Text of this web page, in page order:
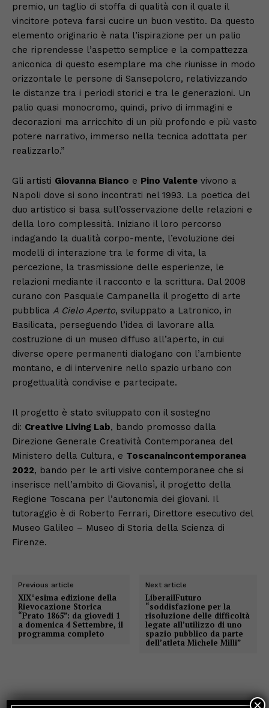
premio, un taglio di stoffa di qualità con il quale il
vincitore poteva farsi cucire un buon vestito. Da questo
elemento originario è nata l’ispirazione per un palio
che riprendesse l’aspetto semplice e la compattezza
aniconica di questo esemplare ma che riunisse in modo
orizzontale le persone di Sansepolcro, relativizzando
le distanze tra i periodi storici e tra le generazioni. Un
palio quasi monocromo, quindi, privo di immagini e
decorazioni ma arricchito di un più profondo e più vasto
potere narrativo, immerso nella tecnica adottata per
realizzarlo.”
Gli artisti Giovanna Bianco e Pino Valente vivono a
Napoli dove si sono incontrati nel 1993. La poetica del
duo artistico si basa sull’osservazione delle relazioni e
della loro complessità. Iniziano il loro percorso
indagando la dualità corpo-mente, l’evoluzione dei
modelli di interazione tra le forme di vita, la
percezione, la trasmissione delle esperienze, le
relazioni mediante il racconto e la scrittura. Dal 2008
curano con Pasquale Campanella il progetto di arte
pubblica A Cielo Aperto, sviluppato a Latronico, in
Basilicata, perseguendo l’idea di lavorare alla
costruzione di un museo diffuso all’aperto, in cui
diverse opere permanenti dialogano con l’ambiente
montano, e di intervenire nello spazio urbano con
progettualità condivise e partecipate.
Il progetto è stato sviluppato con il sostegno
di: Creative Living Lab, bando promosso dalla
Direzione Generale Creatività Contemporanea del
Ministero della Cultura, e Toscanaincontemporanea
2022, bando per le arti visive contemporanee che si
inserisce nell’ambito di Giovanisì, il progetto della
Regione Toscana per l’autonomia dei giovani. Il
tutoraggio è di Roberto Ferrari, Direttore esecutivo del
Museo Galileo – Museo di Storia della Scienza di
Firenze.
Previous article
XIX°esima edizione della
Rievocazione Storica
“Prato 1865”: da giovedi 1
a domenica 4 Settembre, il
programma completo
Next article
LiberailFuturo
“soddisfazione per la
risoluzione delle difficoltà
legate all’utilizzo di uno
spazio pubblico da parte
dell’atleta Michele Milli”